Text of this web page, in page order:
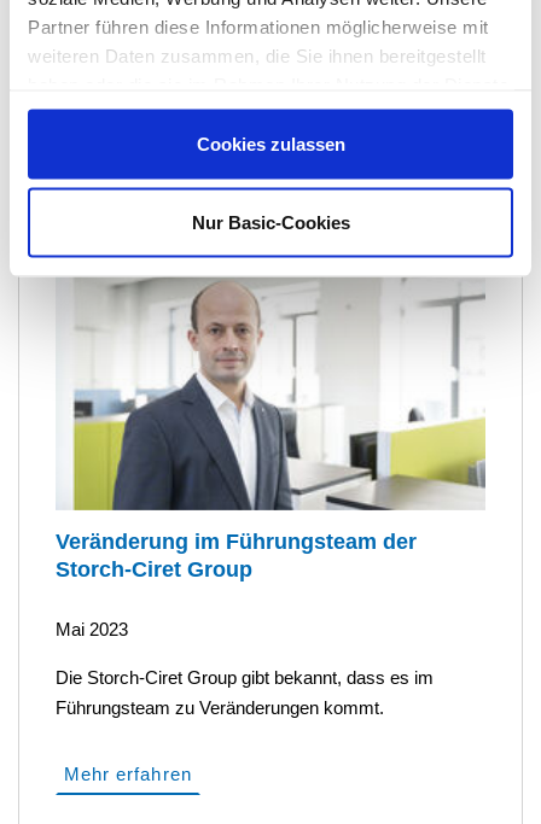
Partner führen diese Informationen möglicherweise mit
weiteren Daten zusammen, die Sie ihnen bereitgestellt
gesammelt haben.
Cookies zulassen
Nur Basic-Cookies
Storch-Ciret Group baut mit der Übernahme von Savy
Veränderung im Führungsteam der
Storch-Ciret Group
Mai 2023
Die Storch-Ciret Group gibt bekannt, dass es im
Führungsteam zu Veränderungen kommt.
Mehr erfahren